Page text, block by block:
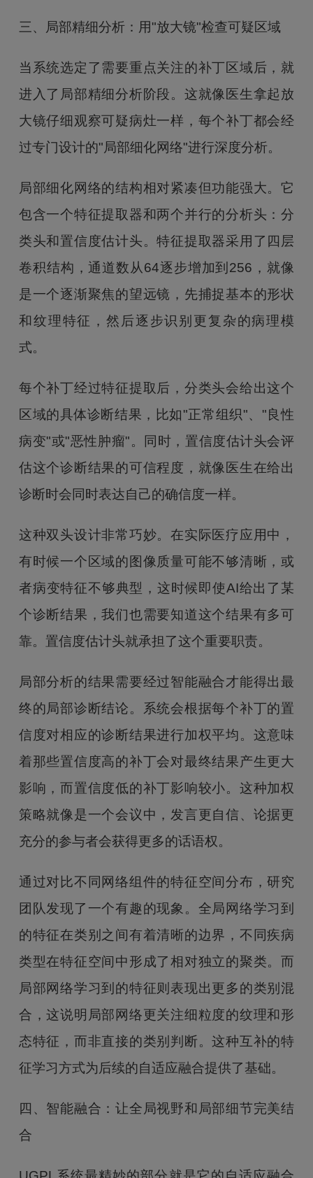
三、局部精细分析：用"放大镜"检查可疑区域
当系统选定了需要重点关注的补丁区域后，就
进入了局部精细分析阶段。这就像医生拿起放
大镜仔细观察可疑病灶一样，每个补丁都会经
过专门设计的"局部细化网络"进行深度分析。
局部细化网络的结构相对紧凑但功能强大。它
包含一个特征提取器和两个并行的分析头：分
类头和置信度估计头。特征提取器采用了四层
卷积结构，通道数从64逐步增加到256，就像
是一个逐渐聚焦的望远镜，先捕捉基本的形状
和纹理特征，然后逐步识别更复杂的病理模
式。
每个补丁经过特征提取后，分类头会给出这个
区域的具体诊断结果，比如"正常组织"、"良性
病变"或"恶性肿瘤"。同时，置信度估计头会评
估这个诊断结果的可信程度，就像医生在给出
诊断时会同时表达自己的确信度一样。
这种双头设计非常巧妙。在实际医疗应用中，
有时候一个区域的图像质量可能不够清晰，或
者病变特征不够典型，这时候即使AI给出了某
个诊断结果，我们也需要知道这个结果有多可
靠。置信度估计头就承担了这个重要职责。
局部分析的结果需要经过智能融合才能得出最
终的局部诊断结论。系统会根据每个补丁的置
信度对相应的诊断结果进行加权平均。这意味
着那些置信度高的补丁会对最终结果产生更大
影响，而置信度低的补丁影响较小。这种加权
策略就像是一个会议中，发言更自信、论据更
充分的参与者会获得更多的话语权。
通过对比不同网络组件的特征空间分布，研究
团队发现了一个有趣的现象。全局网络学习到
的特征在类别之间有着清晰的边界，不同疾病
类型在特征空间中形成了相对独立的聚类。而
局部网络学习到的特征则表现出更多的类别混
合，这说明局部网络更关注细粒度的纹理和形
态特征，而非直接的类别判断。这种互补的特
征学习方式为后续的自适应融合提供了基础。
四、智能融合：让全局视野和局部细节完美结
合